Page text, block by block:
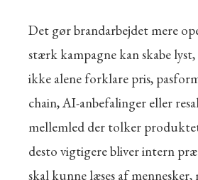
Det gør brandarbejdet mere
stærk kampagne kan skabe
ikke alene forklare pris,
chain, AI-anbefalinger eller
mellemled der tolker
desto vigtigere bliver intern
skal kunne læses af mennesker,